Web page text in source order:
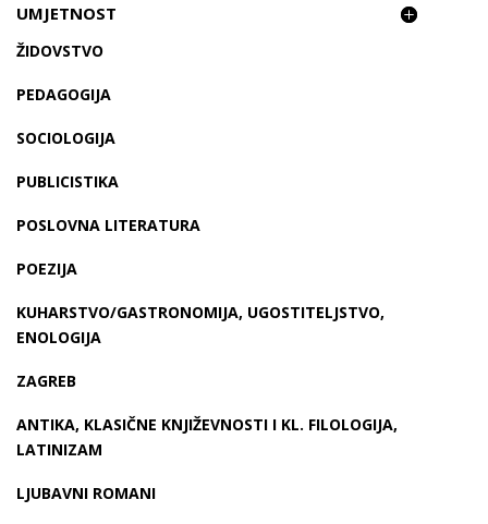
UMJETNOST
ŽIDOVSTVO
PEDAGOGIJA
SOCIOLOGIJA
PUBLICISTIKA
POSLOVNA LITERATURA
POEZIJA
KUHARSTVO/GASTRONOMIJA, UGOSTITELJSTVO,
ENOLOGIJA
ZAGREB
ANTIKA, KLASIČNE KNJIŽEVNOSTI I KL. FILOLOGIJA,
LATINIZAM
LJUBAVNI ROMANI